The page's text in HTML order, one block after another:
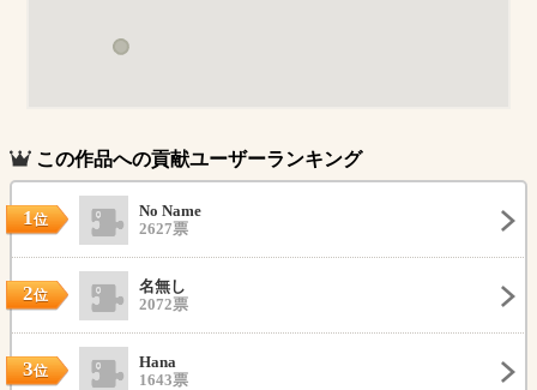
この作品への貢献ユーザーランキング
1位
No Name
2627票
2位
名無し
2072票
3位
Hana
1643票